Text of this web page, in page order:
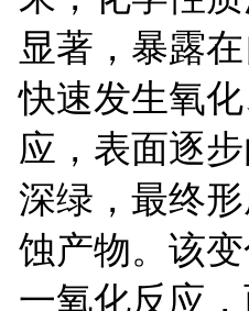
显著，暴露
快速发生氧
应，表面逐步
深绿，最终
蚀产物。该
一氧化反应